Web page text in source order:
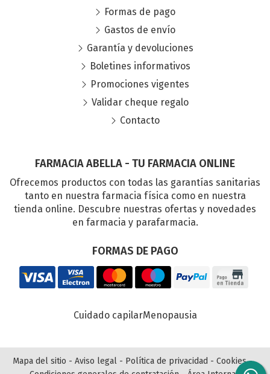
FARMACIA ABELLA - TU FARMACIA ONLINE
Ofrecemos productos con todas las garantías sanitarias
tanto en nuestra farmacia física como en nuestra
tienda online. Descubre nuestras ofertas y novedades
en farmacia y parafarmacia.
FORMAS DE PAGO
Formas de pago
Gastos de envío
Garantía y devoluciones
Boletines informativos
Promociones vigentes
Validar cheque regalo
Contacto
Cuidado capilarMenopausia
Mapa del sitio - Aviso legal - Política de privacidad - Cookies-